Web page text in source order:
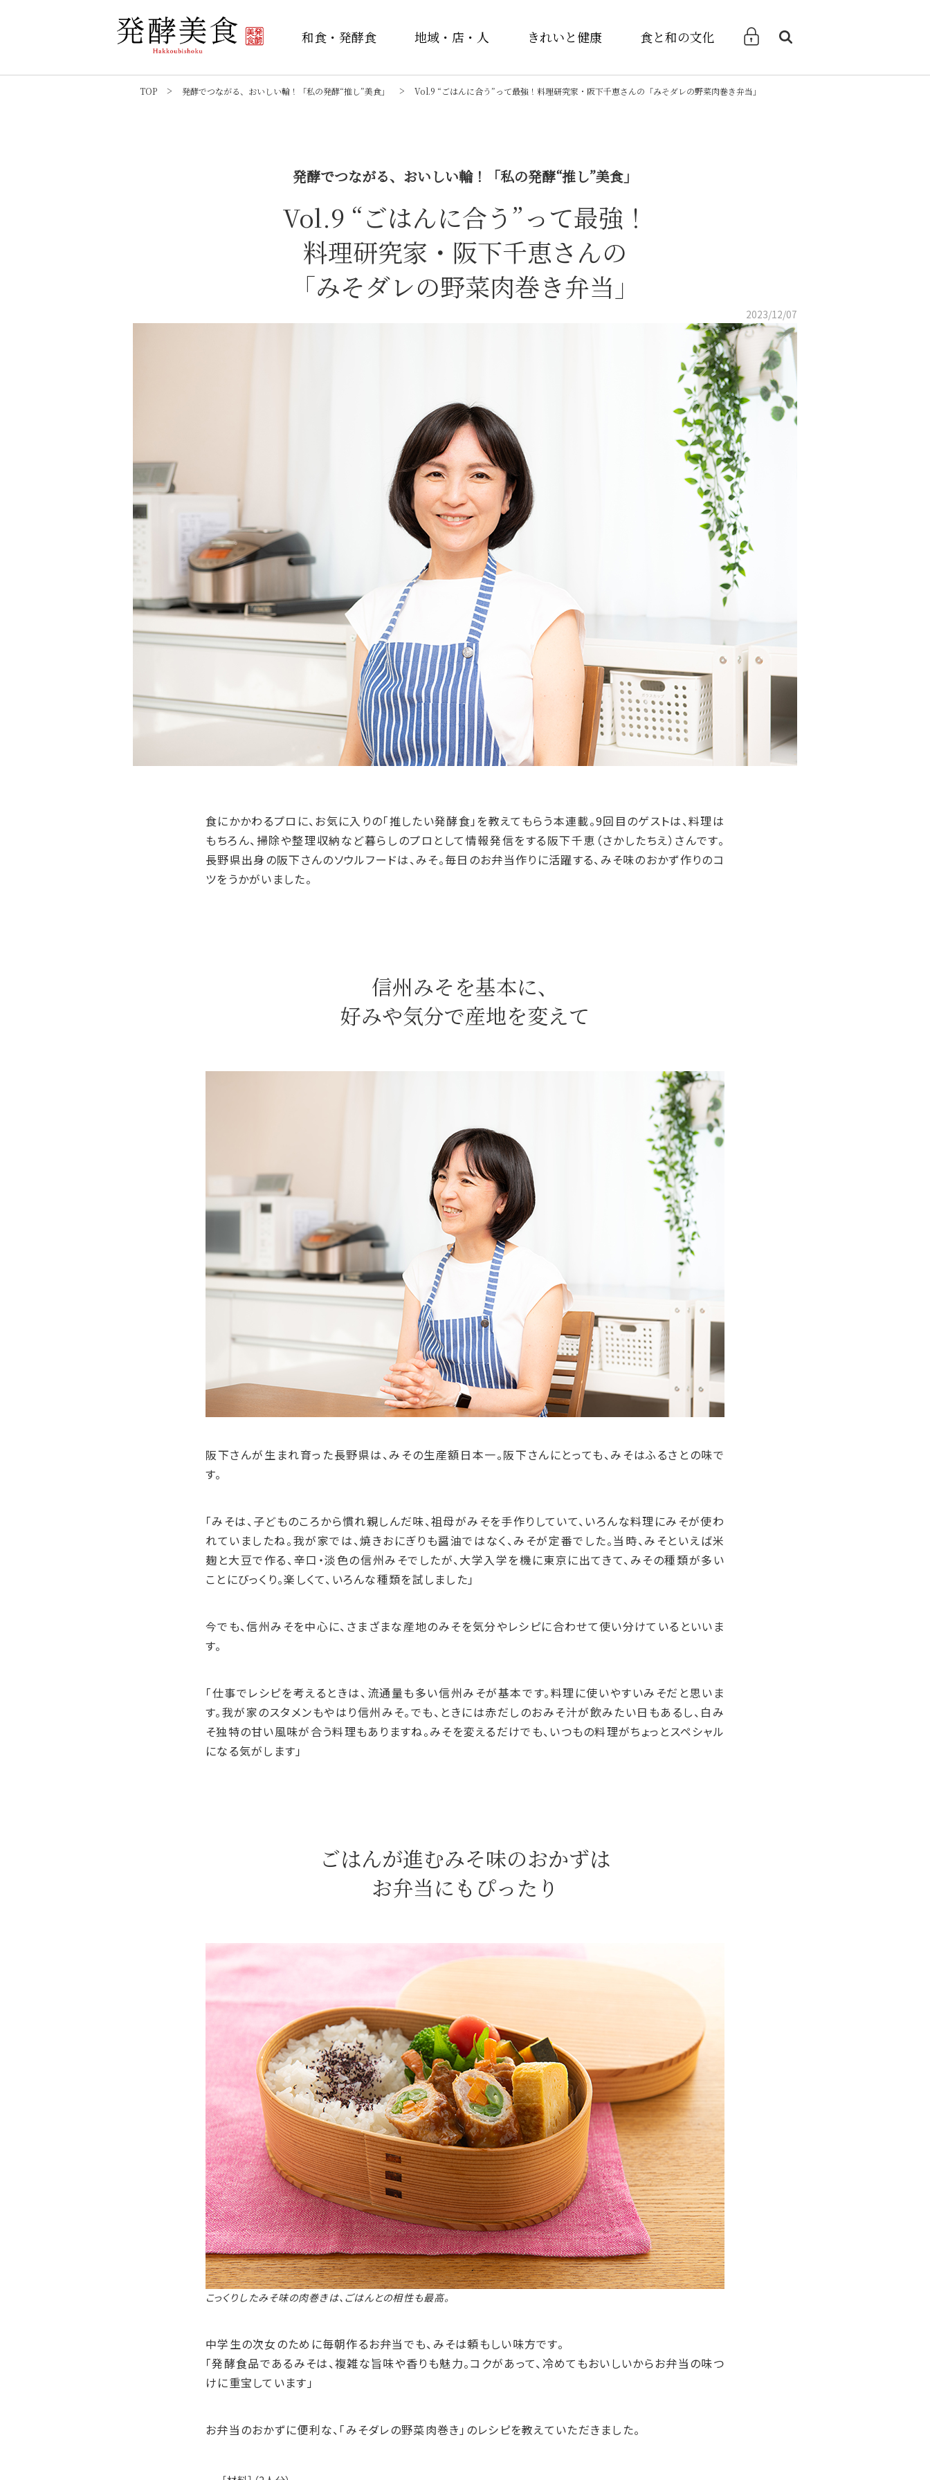
和食・発酵食 地域・店・人 きれいと健康 食と和の文化 検索
TOP 発酵でつながる、おいしい輪！「私の発酵“推し”美食」 Vol.9 “ごはんに合う”って最強！ 料理研究家・阪下千恵さんの「みそダレの野菜肉巻き弁当」
発酵でつながる、おいしい輪！「私の発酵“推し”美食」
Vol.9 “ごはんに合う”って最強！
料理研究家・阪下千恵さんの
「みそダレの野菜肉巻き弁当」
2023/12/07
食にかかわるプロに、お気に入りの「推したい発酵食」を教えてもらう本連載。9回目のゲストは、料理は
もちろん、掃除や整理収納など暮らしのプロとして情報発信をする阪下千恵（さかしたちえ）さんです。
長野県出身の阪下さんのソウルフードは、みそ。毎日のお弁当作りに活躍する、みそ味のおかず作りのコ
ツをうかがいました。
信州みそを基本に、
好みや気分で産地を変えて
阪下さんが生まれ育った長野県は、みその生産額日本一。阪下さんにとっても、みそはふるさとの味で
す。
「みそは、子どものころから慣れ親しんだ味、祖母がみそを手作りしていて、いろんな料理にみそが使わ
れていましたね。我が家では、焼きおにぎりも醤油ではなく、みそが定番でした。当時、みそといえば米
麹と大豆で作る、辛口・淡色の信州みそでしたが、大学入学を機に東京に出てきて、みその種類が多い
ことにびっくり。楽しくて、いろんな種類を試しました」
今でも、信州みそを中心に、さまざまな産地のみそを気分やレシピに合わせて使い分けているといいま
す。
「仕事でレシピを考えるときは、流通量も多い信州みそが基本です。料理に使いやすいみそだと思いま
す。我が家のスタメンもやはり信州みそ。でも、ときには赤だしのおみそ汁が飲みたい日もあるし、白み
そ独特の甘い風味が合う料理もありますね。みそを変えるだけでも、いつもの料理がちょっとスペシャル
になる気がします」
ごはんが進むみそ味のおかずは
お弁当にもぴったり
こっくりしたみそ味の肉巻きは、ごはんとの相性も最高。
中学生の次女のために毎朝作るお弁当でも、みそは頼もしい味方です。
「発酵食品であるみそは、複雑な旨味や香りも魅力。コクがあって、冷めてもおいしいからお弁当の味つ
けに重宝しています」
お弁当のおかずに便利な、「みそダレの野菜肉巻き」のレシピを教えていただきました。